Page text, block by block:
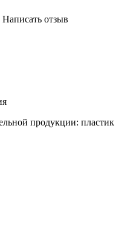
Написать отзыв
продукции: пластик